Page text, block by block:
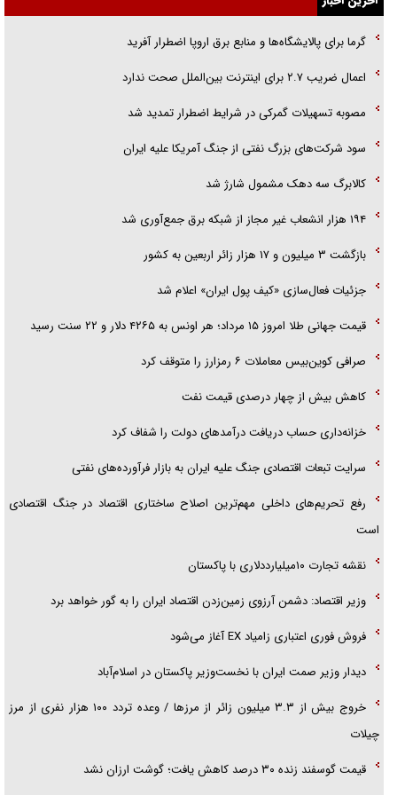
گزارش «جوان» از قوانین سخت‌گیرانه ۶ قاره در برابر یورش به پاسگاه‌هایگرما برای پالایشگاه‌ها و منابع برق اروپا اضطرار آفرید
اعمال ضریب ۲.۷ برای اینترنت بین‌الملل صحت ندارد
مصوبه تسهیلات گمرکی در شرایط اضطرار تمدید شد
سود شرکت‌های بزرگ نفتی از جنگ آمریکا علیه ایران
کالابرگ سه دهک مشمول شارژ شد
۱۹۴ هزار انشعاب غیر مجاز از شبکه برق جمع‌آوری شد
بازگشت ۳ میلیون و ۱۷ هزار زائر اربعین به کشور
جزئیات فعال‌سازی «کیف پول ایران» اعلام شد
قیمت جهانی طلا امروز ۱۵ مرداد؛ هر اونس به ۴۲۶۵ دلار و ۲۲ سنت رسید
صرافی کوین‌بیس معاملات ۶ رمزارز را متوقف کرد
کاهش بیش از چهار درصدی قیمت نفت
خزانه‌داری حساب دریافت درآمد‌های دولت را شفاف کرد
سرایت تبعات اقتصادی جنگ علیه ایران به بازار فرآورده‌های نفتی
رفع تحریم‌های داخلی مهم‌ترین اصلاح ساختاری اقتصاد در جنگ اقتصادی
است
نقشه تجارت ۱۰میلیارددلاری با پاکستان
وزیر اقتصاد: دشمن آرزوی زمین‌زدن اقتصاد ایران را به گور خواهد برد
فروش فوری اعتباری زامیاد EX آغاز می‌شود
دیدار وزیر صمت ایران با نخست‌وزیر پاکستان در اسلام‌آباد
خروج بیش از ۳.۳ میلیون زائر از مرز‌ها / وعده تردد ۱۰۰ هزار نفری از مرز
چیلات
قیمت گوسفند زنده ۳۰ درصد کاهش یافت؛ گوشت ارزان نشد